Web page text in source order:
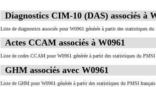
Diagnostics CIM-10 (DAS) associés à
Liste de diagnostics associés pour W0961 générée à partir des statistiques
Actes CCAM associés à W0961
Liste de codes CCAM pour W0961 générée à partir des statistiques du PMSI
GHM associés avec W0961
Liste de GHM pour W0961 générée à partir des statistiques du PMSI français